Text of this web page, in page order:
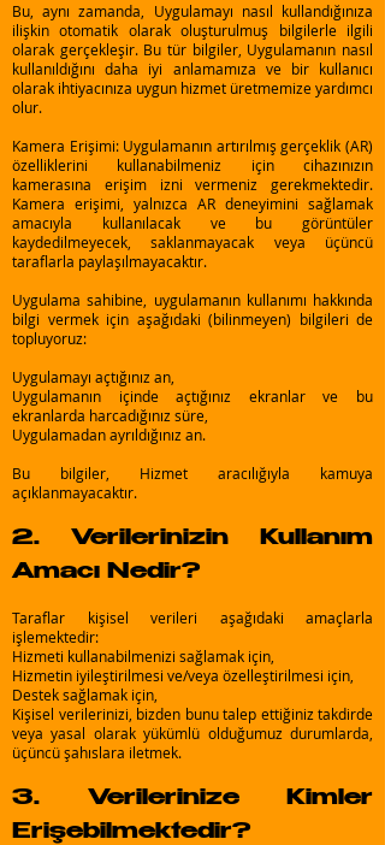
Bu, aynı zamanda, Uygulamayı nasıl kullandığınıza
ilişkin otomatik olarak oluşturulmuş bilgilerle ilgili
olarak gerçekleşir. Bu tür bilgiler, Uygulamanın nasıl
kullanıldığını daha iyi anlamamıza ve bir kullanıcı
olarak ihtiyacınıza uygun hizmet üretmemize yardımcı
olur.
Kamera Erişimi: Uygulamanın artırılmış gerçeklik (AR)
özelliklerini kullanabilmeniz için cihazınızın
kamerasına erişim izni vermeniz gerekmektedir.
Kamera erişimi, yalnızca AR deneyimini sağlamak
amacıyla kullanılacak ve bu görüntüler
kaydedilmeyecek, saklanmayacak veya üçüncü
taraflarla paylaşılmayacaktır.
Uygulama sahibine, uygulamanın kullanımı hakkında
bilgi vermek için aşağıdaki (bilinmeyen) bilgileri de
topluyoruz:
Uygulamayı açtığınız an,
Uygulamanın içinde açtığınız ekranlar ve bu
ekranlarda harcadığınız süre,
Uygulamadan ayrıldığınız an.
Bu bilgiler, Hizmet aracılığıyla kamuya
açıklanmayacaktır.
2. Verilerinizin Kullanım
Amacı Nedir?
Taraflar kişisel verileri aşağıdaki amaçlarla
işlemektedir:
Hizmeti kullanabilmenizi sağlamak için,
Hizmetin iyileştirilmesi ve/veya özelleştirilmesi için,
Destek sağlamak için,
Kişisel verilerinizi, bizden bunu talep ettiğiniz takdirde
veya yasal olarak yükümlü olduğumuz durumlarda,
üçüncü şahıslara iletmek.
3. Verilerinize Kimler
Erişebilmektedir?